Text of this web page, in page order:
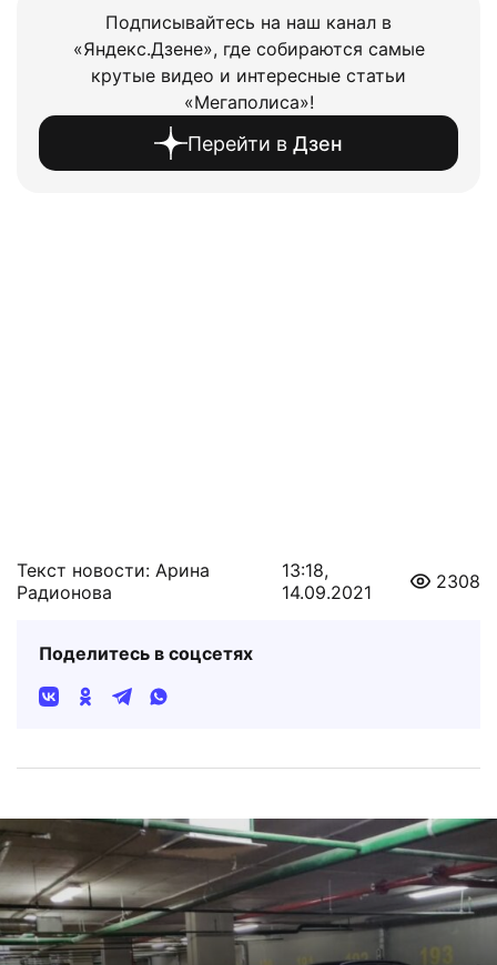
Подписывайтесь на наш канал в
«Яндекс.Дзене», где собираются самые
крутые видео и интересные статьи
«Мегаполиса»!
Перейти в Дзен
Текст новости: Арина
Радионова
13:18,
14.09.2021
2308
Поделитесь в соцсетях